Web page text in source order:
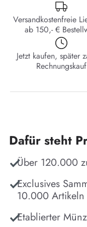
Versandkostenfreie
ab 150,- €
Jetzt kaufen, später
Rechnungskauf
Dafür steht
Über 120.000
Exclusives
10.000 Artikeln
Etablierter